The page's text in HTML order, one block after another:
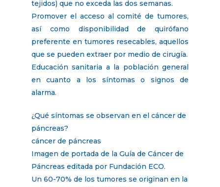
tejidos) que no exceda las dos semanas.
Promover el acceso al comité de tumores,
así como disponibilidad de quirófano
preferente en tumores resecables, aquellos
que se pueden extraer por medio de cirugía.
Educación sanitaria a la población general
en cuanto a los síntomas o signos de
alarma.
¿Qué síntomas se observan en el cáncer de
páncreas?
cáncer de páncreas
Imagen de portada de la Guía de Cáncer de
Páncreas editada por Fundación ECO.
Un 60-70% de los tumores se originan en la